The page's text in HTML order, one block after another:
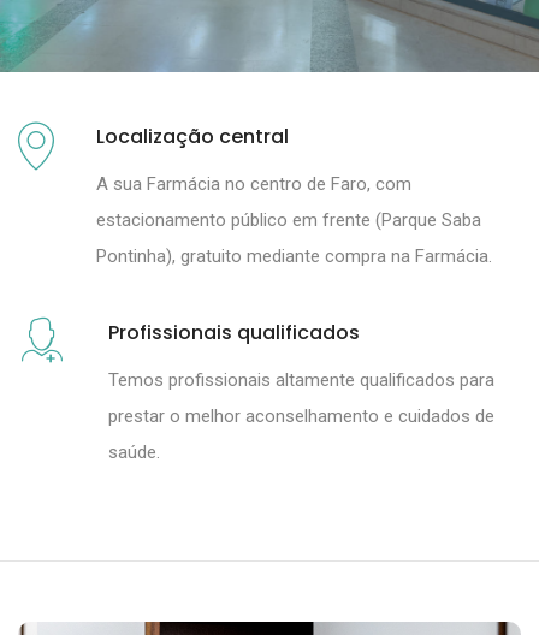
Localização central
A sua Farmácia no centro de Faro, com
estacionamento público em frente (Parque Saba
Pontinha), gratuito mediante compra na Farmácia.
Profissionais qualificados
Temos profissionais altamente qualificados para
prestar o melhor aconselhamento e cuidados de
saúde.